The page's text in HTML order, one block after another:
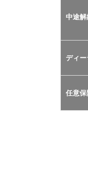
クリ
マイ
カー
ス
2.3
中途解
ディ
任意保